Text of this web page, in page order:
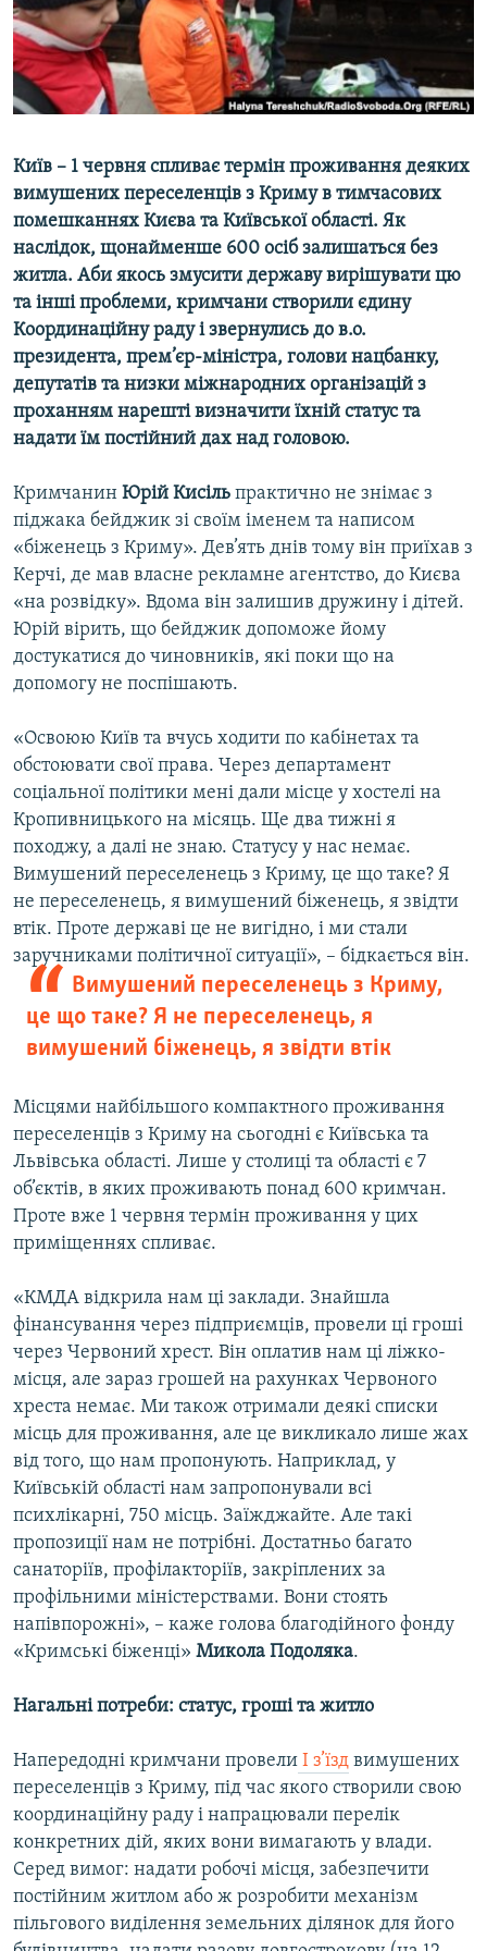
ВІДЕОУРОКИ «ELIFBE»
СВІДЧЕННЯ ОКУПАЦІЇ
УКРАЇНСЬКА ПРОБЛЕМА КРИМУ
Русский
Qırımtatar
Усі сайти RFE/RL
Київ – 1 червня спливає термін проживання деяких
вимушених переселенців з Криму в тимчасових
помешканнях Києва та Київської області. Як
наслідок, щонайменше 600 осіб залишаться без
житла. Аби якось змусити державу вирішувати цю
та інші проблеми, кримчани створили єдину
Координаційну раду і звернулись до в.о.
президента, прем’єр-міністра, голови нацбанку,
депутатів та низки міжнародних організацій з
проханням нарешті визначити їхній статус та
надати їм постійний дах над головою.
Кримчанин Юрій Кисіль практично не знімає з
піджака бейджик зі своїм іменем та написом
«біженець з Криму». Дев’ять днів тому він приїхав з
Керчі, де мав власне рекламне агентство, до Києва
«на розвідку». Вдома він залишив дружину і дітей.
Юрій вірить, що бейджик допоможе йому
достукатися до чиновників, які поки що на
допомогу не поспішають.
«Освоюю Київ та вчусь ходити по кабінетах та
обстоювати свої права. Через департамент
соціальної політики мені дали місце у хостелі на
Кропивницького на місяць. Ще два тижні я
походжу, а далі не знаю. Статусу у нас немає.
Вимушений переселенець з Криму, це що таке? Я
не переселенець, я вимушений біженець, я звідти
втік. Проте державі це не вигідно, і ми стали
заручниками політичної ситуації», – бідкається він.
Вимушений переселенець з Криму,
це що таке? Я не переселенець, я
вимушений біженець, я звідти втік
Місцями найбільшого компактного проживання
переселенців з Криму на сьогодні є Київська та
Львівська області. Лише у столиці та області є 7
об’єктів, в яких проживають понад 600 кримчан.
Проте вже 1 червня термін проживання у цих
приміщеннях спливає.
«КМДА відкрила нам ці заклади. Знайшла
фінансування через підприємців, провели ці гроші
через Червоний хрест. Він оплатив нам ці ліжко-
місця, але зараз грошей на рахунках Червоного
хреста немає. Ми також отримали деякі списки
місць для проживання, але це викликало лише жах
від того, що нам пропонують. Наприклад, у
Київській області нам запропонували всі
психлікарні, 750 місць. Заїжджайте. Але такі
пропозиції нам не потрібні. Достатньо багато
санаторіїв, профілакторіїв, закріплених за
профільними міністерствами. Вони стоять
напівпорожні», – каже голова благодійного фонду
«Кримські біженці» Микола Подоляка.
Нагальні потреби: статус, гроші та житло
Напередодні кримчани провели І з’їзд вимушених
переселенців з Криму, під час якого створили свою
координаційну раду і напрацювали перелік
конкретних дій, яких вони вимагають у влади.
Серед вимог: надати робочі місця, забезпечити
постійним житлом або ж розробити механізм
пільгового виділення земельних ділянок для його